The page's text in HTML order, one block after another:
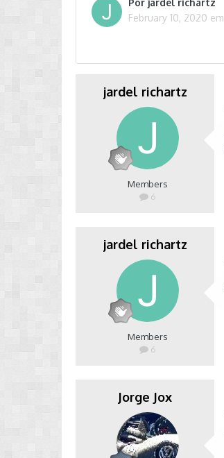
Por jardel richartz
February 10, 2020 em
jardel richartz
Members
6
jardel richartz
Members
6
Jorge Jox